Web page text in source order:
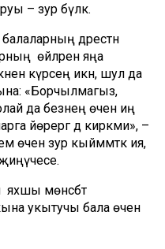
– зур бүләк.
дәрестән
өйләренә яңа
күрәсең икән, шул да
«Борчылмагыз,
да безнең өчен иң
йөрергә дә кирәкми», –
өчен зур кыйммәткә ия,
мөнәсәбәт
укытучы бала өчен